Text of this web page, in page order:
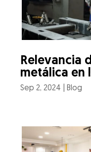
Relevancia
metálica en
Sep 2, 2024 Blog